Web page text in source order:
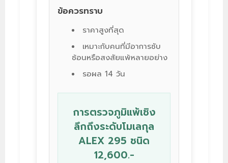
ข้อควรทราบ
ราคาสูงที่สุด
เหมาะกับคนที่มีอาการซับ
ซ้อนหรือสงสัยแพ้หลายอย่าง
รอผล 14 วัน
การตรวจภูมิแพ้เชิง
ลึกถึงระดับโมเลกุล
ALEX 295 ชนิด
12,600.-